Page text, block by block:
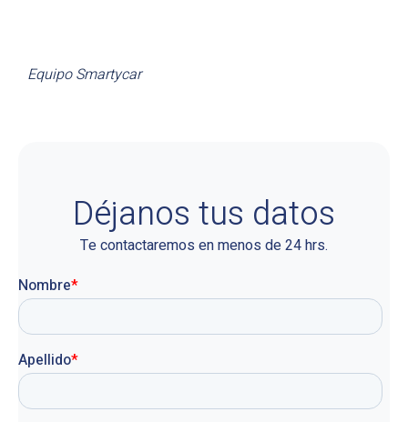
Equipo Smartycar
Déjanos tus datos
Te contactaremos en menos de 24 hrs.